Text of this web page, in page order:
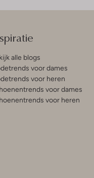
alle blogs
voor dames
voor heren
voor dames
voor heren